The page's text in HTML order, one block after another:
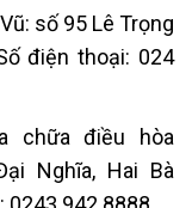
số 95 Lê Trọng
điện thoại: 024
chữa điều hòa
Nghĩa, Hai Bà